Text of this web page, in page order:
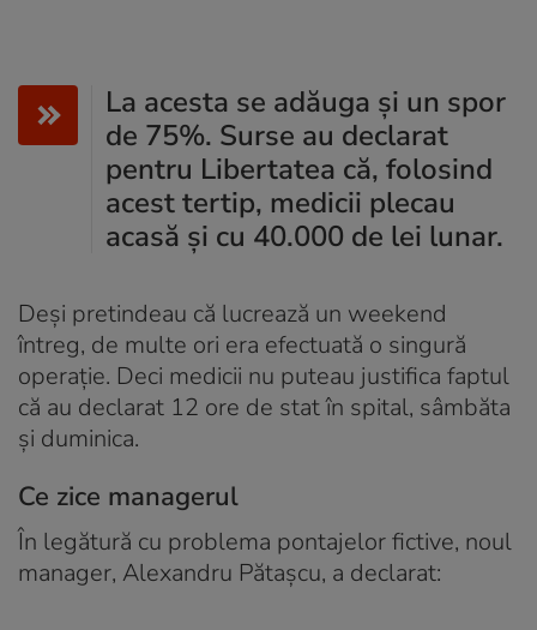
La acesta se adăuga și un spor
de 75%. Surse au declarat
pentru Libertatea că, folosind
acest tertip, medicii plecau
acasă și cu 40.000 de lei lunar.
Deși pretindeau că lucrează un weekend
întreg, de multe ori era efectuată o singură
operație. Deci medicii nu puteau justifica faptul
că au declarat 12 ore de stat în spital, sâmbăta
și duminica.
Ce zice managerul
În legătură cu problema pontajelor fictive, noul
manager, Alexandru Pătașcu, a declarat: